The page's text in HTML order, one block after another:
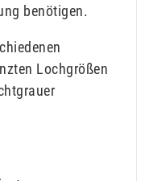
benötigen.
Lochgrößen